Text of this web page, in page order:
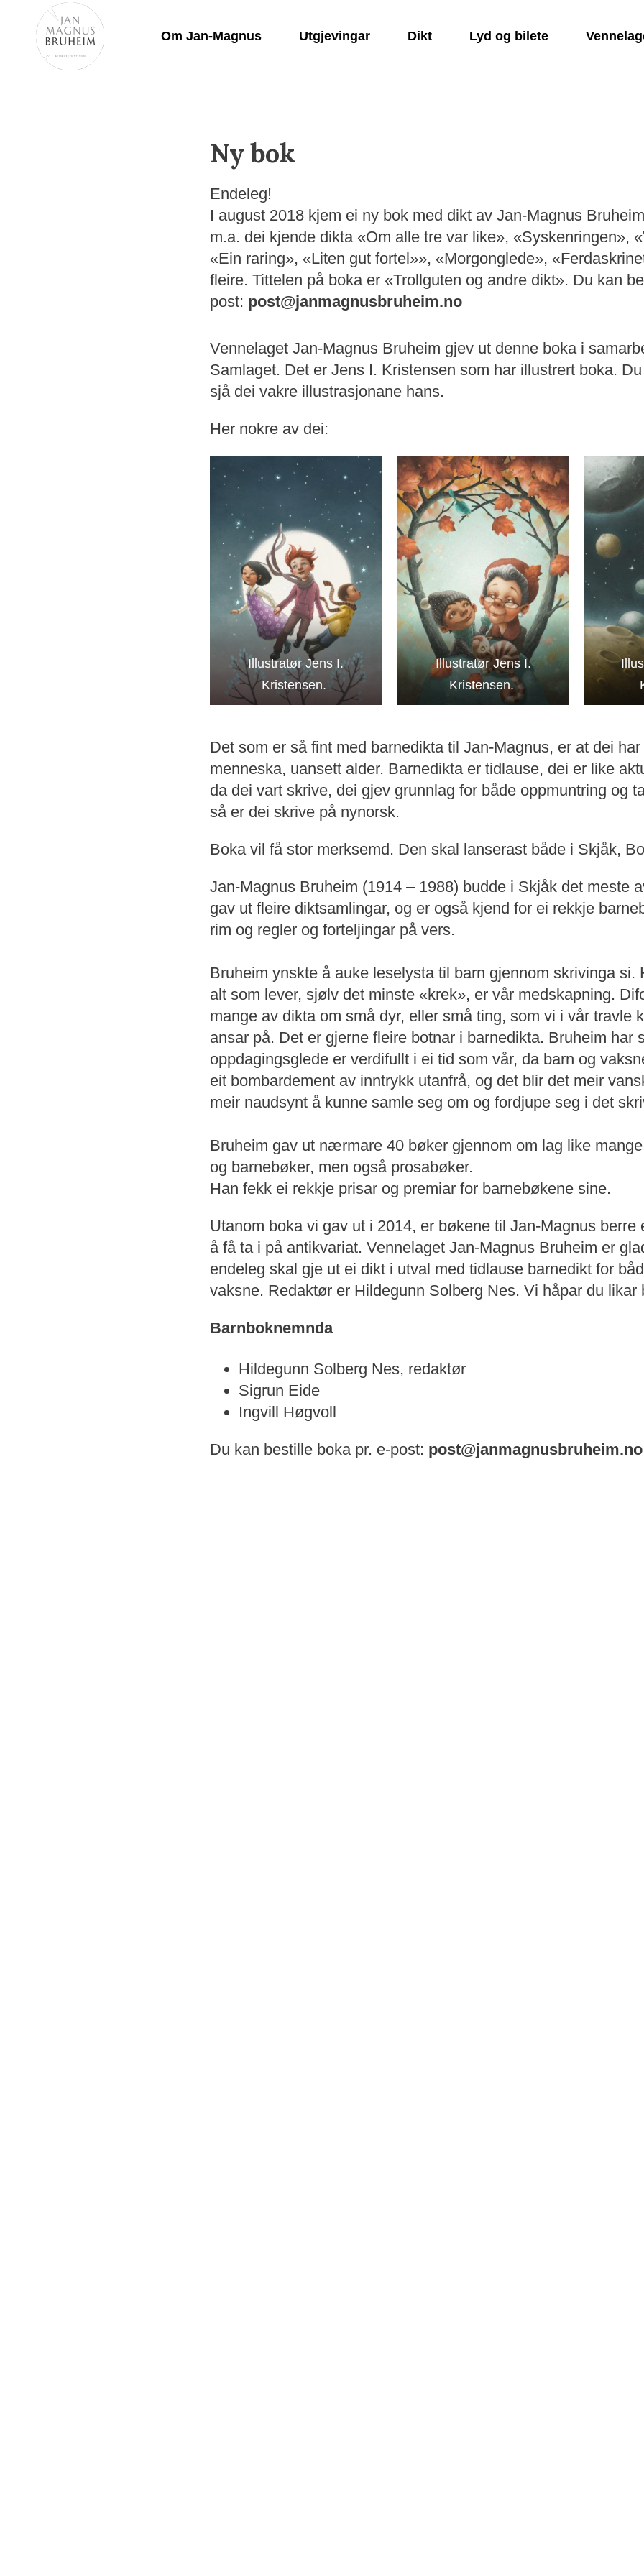
Content
Om Jan-Magnus Utgjevingar Dikt Lyd og bilete
Ny bok
Endeleg!
I august 2018 kjem ei ny bok med dikt av Jan-Magnus
m.a. dei kjende dikta «Om alle tre var like», «Syskenringen»,
«Ein raring», «Liten gut fortel»», «Morgonglede»,
fleire. Tittelen på boka er «Trollguten og andre dikt». Du kan
post: post@janmagnusbruheim.no
Vennelaget Jan-Magnus Bruheim gjev ut denne boka i
Samlaget. Det er Jens I. Kristensen som har illustrert boka.
sjå dei vakre illustrasjonane hans.
Her nokre av dei:
Illustratør Jens I.
Kristensen.
Illustratør Jens I.
Kristensen.
Det som er så fint med barnedikta til Jan-Magnus, er at dei
menneska, uansett alder. Barnedikta er tidlause, dei er like
da dei vart skrive, dei gjev grunnlag for både oppmuntring og
så er dei skrive på nynorsk.
Boka vil få stor merksemd. Den skal lanserast både i Skjåk,
Jan-Magnus Bruheim (1914 – 1988) budde i Skjåk det meste
gav ut fleire diktsamlingar, og er også kjend for ei rekkje
rim og regler og forteljingar på vers.
Bruheim ynskte å auke leselysta til barn gjennom skrivinga si.
alt som lever, sjølv det minste «krek», er vår medskapning.
mange av dikta om små dyr, eller små ting, som vi i vår travle
ansar på. Det er gjerne fleire botnar i barnedikta. Bruheim har
oppdagingsglede er verdifullt i ei tid som vår, da barn og
eit bombardement av inntrykk utanfrå, og det blir det meir
meir naudsynt å kunne samle seg om og fordjupe seg i det
Bruheim gav ut nærmare 40 bøker gjennom om lag like
og barnebøker, men også prosabøker.
Han fekk ei rekkje prisar og premiar for barnebøkene sine.
Utanom boka vi gav ut i 2014, er bøkene til Jan-Magnus berre
å få ta i på antikvariat. Vennelaget Jan-Magnus Bruheim er
endeleg skal gje ut ei dikt i utval med tidlause barnedikt for
vaksne. Redaktør er Hildegunn Solberg Nes. Vi håpar du likar
Barnboknemnda
Hildegunn Solberg Nes, redaktør
Sigrun Eide
Ingvill Høgvoll
Du kan bestille boka pr. e-post: post@janmagnusbruheim.no